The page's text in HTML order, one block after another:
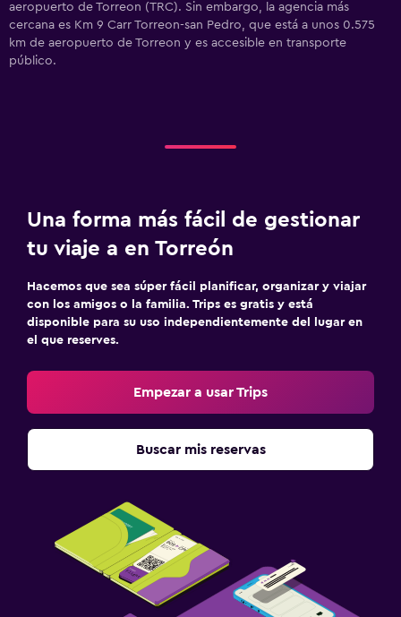
aeropuerto de Torreon (TRC). Sin embargo, la agencia más
cercana es Km 9 Carr Torreon-san Pedro, que está a unos 0.575
km de aeropuerto de Torreon y es accesible en transporte
público.
Una forma más fácil de gestionar
tu viaje a en Torreón
Hacemos que sea súper fácil planificar, organizar y viajar
con los amigos o la familia. Trips es gratis y está
disponible para su uso independientemente del lugar en
el que reserves.
Empezar a usar Trips
Buscar mis reservas